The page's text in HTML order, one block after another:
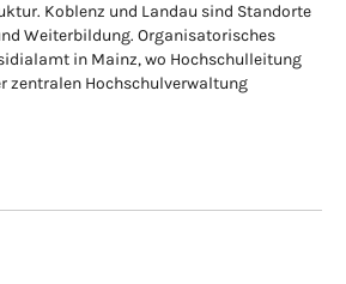
Koblenz und Landau sind Standorte
Weiterbildung. Organisatorisches
in Mainz, wo Hochschulleitung
zentralen Hochschulverwaltung